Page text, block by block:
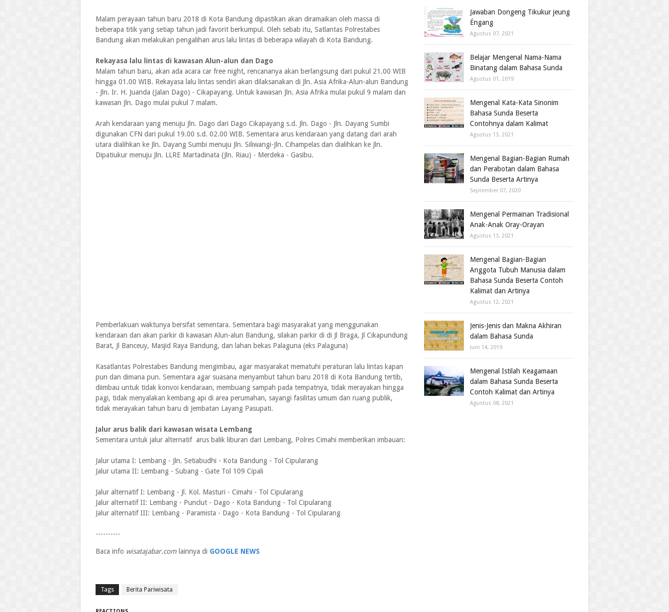
Malam perayaan tahun baru 2018 di Kota Bandung dipastikan akan diramaikan oleh massa di
beberapa titik yang setiap tahun jadi favorit berkumpul. Oleh sebab itu, Satlantas Polrestabes
Bandung akan melakukan pengalihan arus lalu lintas di beberapa wilayah di Kota Bandung.
Rekayasa lalu lintas di kawasan Alun-alun dan Dago
Malam tahun baru, akan ada acara car free night, rencananya akan berlangsung dari pukul 21.00 WIB
hingga 01.00 WIB. Rekayasa lalu lintas sendiri akan dilaksanakan di Jln. Asia Afrika-Alun-alun Bandung
- Jln. Ir. H. Juanda (Jalan Dago) - Cikapayang. Untuk kawasan Jln. Asia Afrika mulai pukul 9 malam dan
kawasan Jln. Dago mulai pukul 7 malam.
Arah kendaraan yang menuju Jln. Dago dari Dago Cikapayang s.d. Jln. Dago - Jln. Dayang Sumbi
digunakan CFN dari pukul 19.00 s.d. 02.00 WIB. Sementara arus kendaraan yang datang dari arah
utara dialihkan ke Jln. Dayang Sumbi menuju Jln. Siliwangi-Jln. Cihampelas dan dialihkan ke Jln.
Dipatiukur menuju Jln. LLRE Martadinata (Jln. Riau) - Merdeka - Gasibu.
Pemberlakuan waktunya bersifat sementara. Sementara bagi masyarakat yang menggunakan
kendaraan dan akan parkir di kawasan Alun-alun Bandung, silakan parkir di di Jl Braga, Jl Cikapundung
Barat, Jl Banceuy, Masjid Raya Bandung, dan lahan bekas Palaguna (eks Palaguna)
Kasatlantas Polrestabes Bandung mengimbau, agar masyarakat mematuhi peraturan lalu lintas kapan
pun dan dimana pun. Sementara agar suasana menyambut tahun baru 2018 di Kota Bandung tertib,
diimbau untuk tidak konvoi kendaraan, membuang sampah pada tempatnya, tidak merayakan hingga
pagi, tidak menyalakan kembang api di area perumahan, sayangi fasilitas umum dan ruang publik,
tidak merayakan tahun baru di Jembatan Layang Pasupati.
Jalur arus balik dari kawasan wisata Lembang
Sementara untuk jalur alternatif arus balik liburan dari Lembang, Polres Cimahi memberikan imbauan:
Jalur utama I: Lembang - Jln. Setiabudhi - Kota Bandung - Tol Cipularang
Jalur utama II: Lembang - Subang - Gate Tol 109 Cipali
Jalur alternatif I: Lembang - Jl. Kol. Masturi - Cimahi - Tol Cipularang
Jalur alternatif II: Lembang - Punclut - Dago - Kota Bandung - Tol Cipularang
Jalur alternatif III: Lembang - Paramista - Dago - Kota Bandung - Tol Cipularang
----------
Baca info wisatajabar.com lainnya di GOOGLE NEWS
Tags Berita Pariwisata
Jawaban Dongeng Tikukur jeung
Éngang
Agustus 07, 2021
Belajar Mengenal Nama-Nama
Binatang dalam Bahasa Sunda
Agustus 01, 2019
Mengenal Kata-Kata Sinonim
Bahasa Sunda Beserta
Contohnya dalam Kalimat
Agustus 13, 2021
Mengenal Bagian-Bagian Rumah
dan Perabotan dalam Bahasa
Sunda Beserta Artinya
September 07, 2020
Mengenal Permainan Tradisional
Anak-Anak Oray-Orayan
Agustus 13, 2021
Mengenal Bagian-Bagian
Anggota Tubuh Manusia dalam
Bahasa Sunda Beserta Contoh
Kalimat dan Artinya
Agustus 12, 2021
Jenis-Jenis dan Makna Akhiran
dalam Bahasa Sunda
Juni 14, 2019
Mengenal Istilah Keagamaan
dalam Bahasa Sunda Beserta
Contoh Kalimat dan Artinya
Agustus 08, 2021